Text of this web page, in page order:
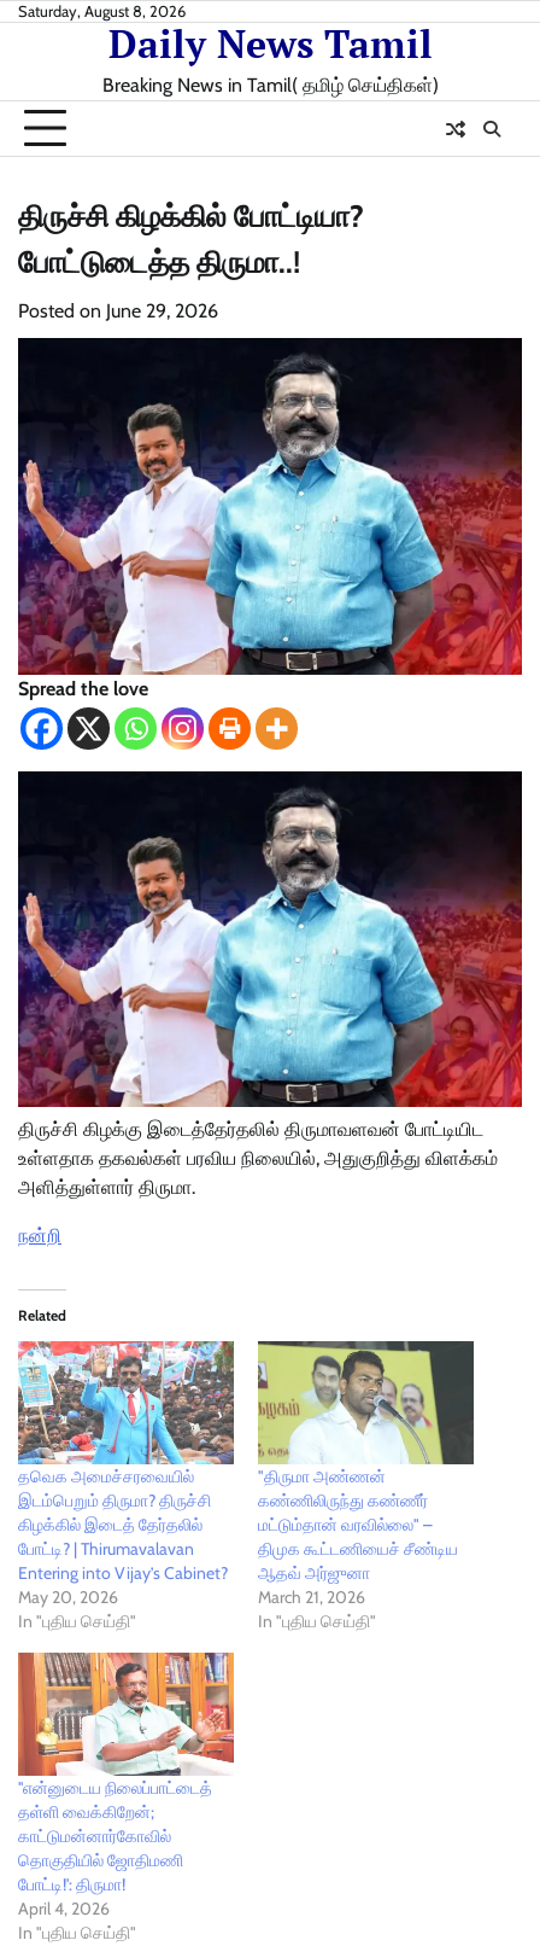
SkipSaturday, August 8, 2026
Daily News Tamil
Breaking News in Tamil( தமிழ் செய்திகள்)
திருச்சி கிழக்கில் போட்டியா?
போட்டுடைத்த திருமா..!
Posted on June 29, 2026
Spread the love
திருச்சி கிழக்கு இடைத்தேர்தலில் திருமாவளவன் போட்டியிட
உள்ளதாக தகவல்கள் பரவிய நிலையில், அதுகுறித்து விளக்கம்
அளித்துள்ளார் திருமா.
நன்றி
Related
தவெக அமைச்சரவையில்
இடம்பெறும் திருமா? திருச்சி
கிழக்கில் இடைத் தேர்தலில்
போட்டி? | Thirumavalavan
Entering into Vijay’s Cabinet?
May 20, 2026
In "புதிய செய்தி"
"திருமா அண்ணன்
கண்ணிலிருந்து கண்ணீர்
மட்டும்தான் வரவில்லை" –
திமுக கூட்டணியைச் சீண்டிய
ஆதவ் அர்ஜுனா
March 21, 2026
In "புதிய செய்தி"
''என்னுடைய நிலைப்பாட்டைத்
தள்ளி வைக்கிறேன்;
காட்டுமன்னார்கோவில்
தொகுதியில் ஜோதிமணி
போட்டி!': திருமா!
April 4, 2026
In "புதிய செய்தி"